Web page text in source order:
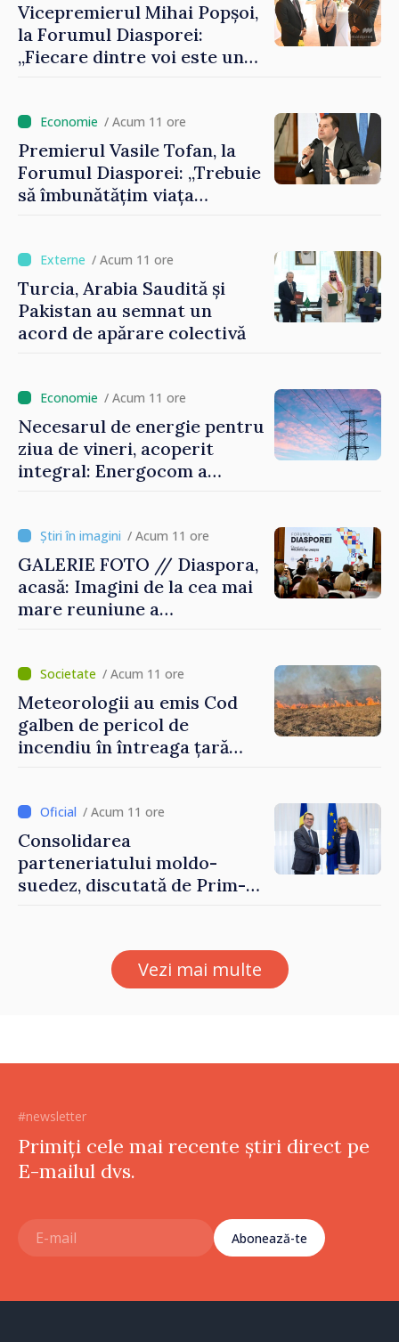
Vicepremierul Mihai Popșoi,
la Forumul Diasporei:
„Fiecare dintre voi este un
imaginii Republicii Moldova”
/ Acum 11 ore
Premierul Vasile Tofan, la
Forumul Diasporei: „Trebuie
să îmbunătățim viața
/ Acum 11 ore
Turcia, Arabia Saudită și
Pakistan au semnat un
acord de apărare colectivă
/ Acum 11 ore
Necesarul de energie pentru
ziua de vineri, acoperit
integral: Energocom a
/ Acum 11 ore
GALERIE FOTO // Diaspora,
acasă: Imagini de la cea mai
mare reuniune a
/ Acum 11 ore
Meteorologii au emis Cod
galben de pericol de
incendiu în întreaga țară
/ Acum 11 ore
Consolidarea
parteneriatului moldo-
suedez, discutată de Prim-
Petra Lärke
Vezi mai multe
#newsletter
Primiți cele mai recente știri direct pe
E-mailul dvs.
Abonează-te